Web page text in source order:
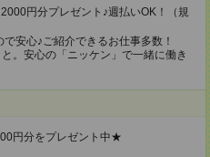
円分プレゼント♪週払いOK！（規
安心♪ご紹介できるお仕事多数！
。安心の「ニッケン」で一緒に働き
円分をプレゼント中★